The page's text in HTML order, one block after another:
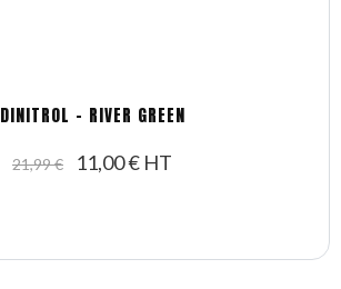
DINITROL - RIVER GREEN
21,99 € 11,00 € HT